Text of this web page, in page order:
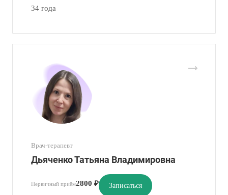
34 года
Врач-терапевт
Дьяченко Татьяна Владимировна
Первичный приём2800 ₽ Записаться